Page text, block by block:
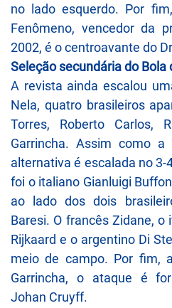
no lado esquerdo. Por
Fenômeno, vencedor da
2002, é o centroavante do
Seleção secundária do Bola
A revista ainda escalou
Nela, quatro brasileiros
Torres, Roberto Carlos,
Garrincha. Assim como a
alternativa é escalada no 3-
foi o italiano Gianluigi
ao lado dos dois
Baresi. O francês Zidane, o
Rijkaard e o argentino Di
meio de campo. Por fim,
Garrincha, o ataque é
Johan Cruyff.